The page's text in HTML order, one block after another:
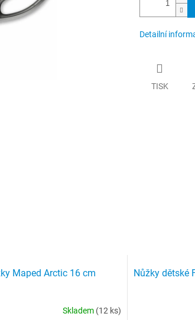
Detailní
TISK
Maped Arctic 16 cm
Skladem (12 ks)
Nůžky dětské